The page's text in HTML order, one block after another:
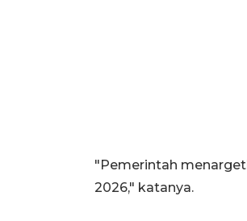
"Pemerintah
2026," katanya.